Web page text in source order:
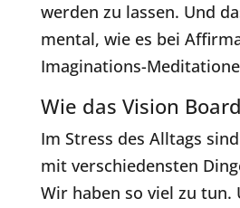
werden zu lassen. Und
mental, wie es bei
Imaginations-
Wie das Vision
Im Stress des Alltags
mit verschiedensten
Wir haben so viel zu tun.